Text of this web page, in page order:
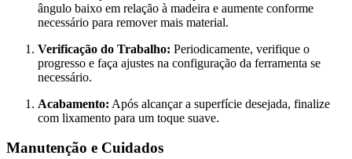
ângulo baixo em relação à madeira e aumente conforme
necessário para remover mais material.
Verificação do Trabalho: Periodicamente, verifique o
progresso e faça ajustes na configuração da ferramenta se
necessário.
Acabamento: Após alcançar a superfície desejada, finalize
com lixamento para um toque suave.
Manutenção e Cuidados